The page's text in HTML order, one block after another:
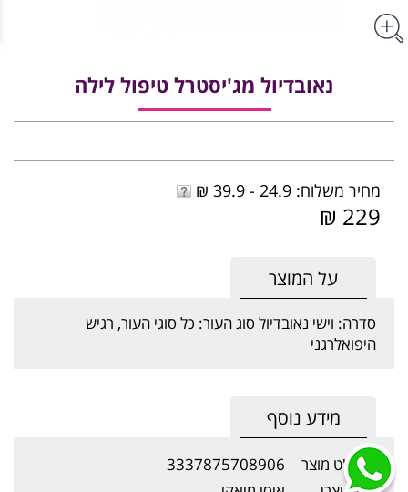
נאובדיול מג'יסטרל טיפול לילה
מחיר משלוח: 24.9 - 39.9 ₪
229 ₪
על המוצר
סדרה: וישי נאובדיול סוג העור: כל סוגי העור, רגיש
היפואלרגני
מידע נוסף
מק"ט מוצר
3337875708906